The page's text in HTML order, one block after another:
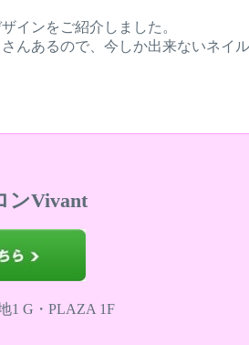
インをご紹介しました。
んあるので、今しか出来ないネイ
ンVivant
1 G・PLAZA 1F